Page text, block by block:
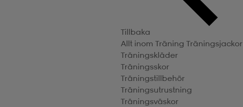
Tillbaka
Allt inom Träning Träningsjackor
Träningskläder
Träningsskor
Träningstillbehör
Träningsutrustning
Träningsväskor